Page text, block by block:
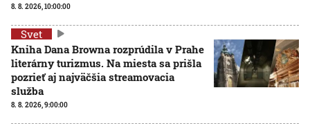
8. 8. 2026, 10:00:00
Svet
Kniha Dana Browna rozprúdila v Prahe
literárny turizmus. Na miesta sa prišla
pozrieť aj najväčšia streamovacia
služba
8. 8. 2026, 9:00:00